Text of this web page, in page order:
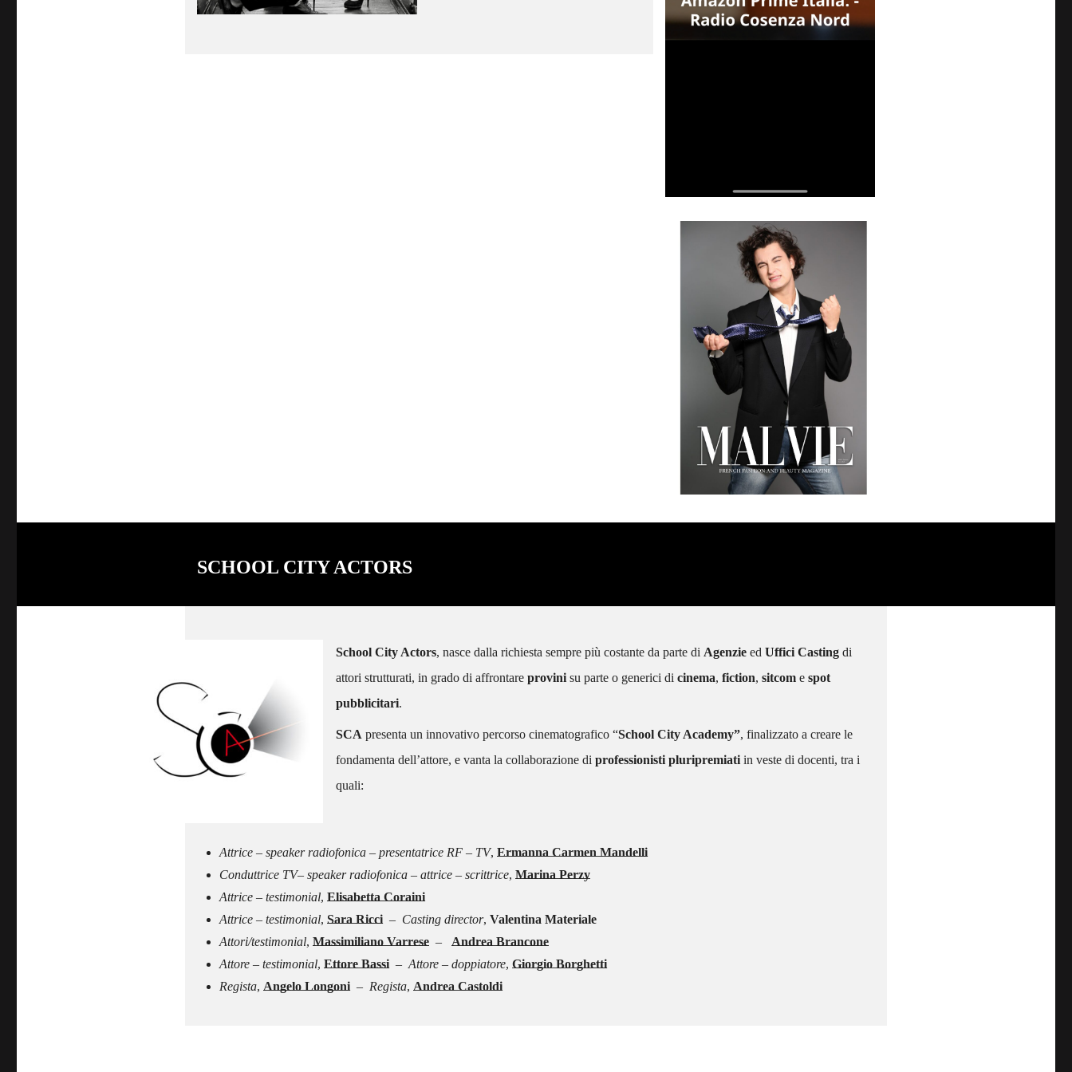
SCHOOL CITY ACTORS
School City Actors, nasce dalla richiesta sempre più costante da parte di Agenzie ed Uffici Casting di
attori strutturati, in grado di affrontare provini su parte o generici di cinema, fiction, sitcom e spot
pubblicitari.
SCA presenta un innovativo percorso cinematografico “School City Academy”, finalizzato a creare le
fondamenta dell’attore, e vanta la collaborazione di professionisti pluripremiati in veste di docenti, tra i
quali:
Attrice – speaker radiofonica – presentatrice RF – TV, Ermanna Carmen Mandelli
Conduttrice TV– speaker radiofonica – attrice – scrittrice, Marina Perzy
Attrice – testimonial, Elisabetta Coraini
Attrice – testimonial, Sara Ricci– Casting director, Valentina Materiale
Attori/testimonial, Massimiliano Varrese –
Andrea Brancone
Attore – testimonial, Ettore Bassi– Attore – doppiatore, Giorgio Borghetti
Regista, Angelo Longoni– Regista, Andrea Castoldi